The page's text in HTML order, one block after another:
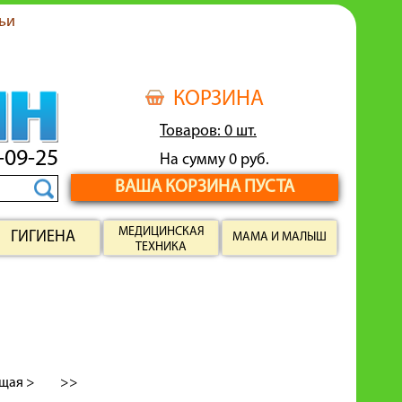
КОРЗИНА
Товаров: 0 шт.
На сумму 0 руб.
ВАША КОРЗИНА ПУСТА
25
ГИГИЕНА
МЕДИЦИНСКАЯ
ТЕХНИКА
МАМА И МАЛЫШ
> >>